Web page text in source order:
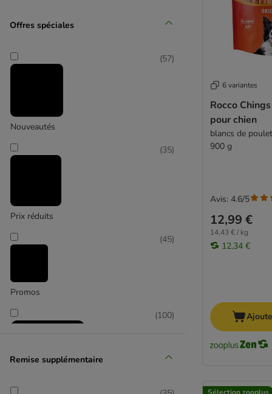
Au cheval
Advance
Boxby
Briantos
Crave
Dibo
Greenies
Happy Dog
KONG
Animonda Vom Feinsten
Offres spéciales
Nouveautés
(57)
Prix réduits
(35)
Promos
(45)
(100)
Remise supplémentaire
6 variantes
Rocco
pour chien
blancs de
900 g
12,99 €
14,43 € / kg
12,34 €
Avis: 4.6/5